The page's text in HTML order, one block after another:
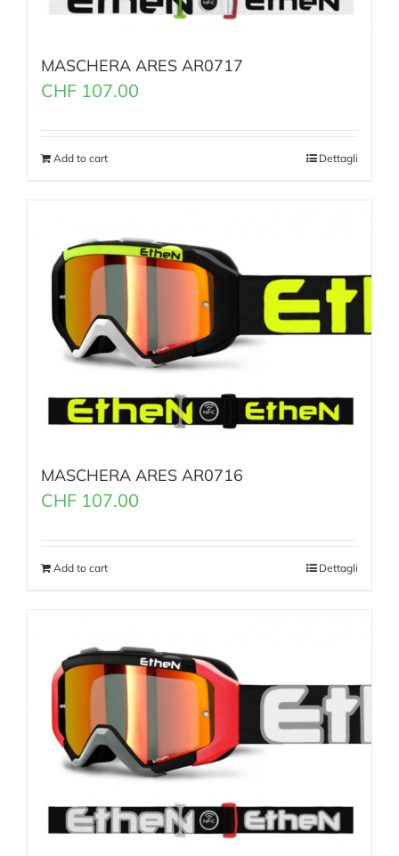
MASCHERA ARES AR0717
CHF 107.00
Add to cart Dettagli
MASCHERA ARES AR0716
CHF 107.00
Add to cart Dettagli